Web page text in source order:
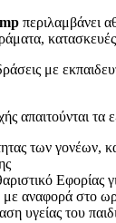
περιλαμβάνει
με
απαιτούνται
των γονέων,
Εφορίας
αναφορά στο
υγείας του